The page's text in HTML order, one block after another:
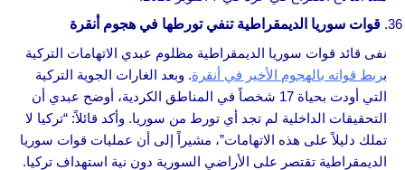
قوات سوريا الديمقراطية تنفي تورطها في هجوم أنقرة
نفى قائد قوات سوريا الديمقراطية مظلوم عبدي الاتهامات التركية
بربط قواته بالهجوم الأخير في أنقرة. وبعد الغارات الجوية التركية
التي أودت بحياة 17 شخصاً في المناطق الكردية، أوضح عبدي أن
التحقيقات الداخلية لم تجد أي تورط من سوريا. وأكد قائلاً: “تركيا لا
تملك دليلاً على هذه الاتهامات”، مشيراً إلى أن عمليات قوات سوريا
الديمقراطية تقتصر على الأراضي السورية دون نية استهداف تركيا.